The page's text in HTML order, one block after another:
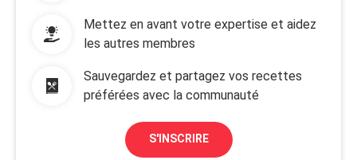
Mettez en avant votre expertise et aidez
les autres membres
Sauvegardez et partagez vos recettes
préférées avec la communauté
S'INSCRIRE